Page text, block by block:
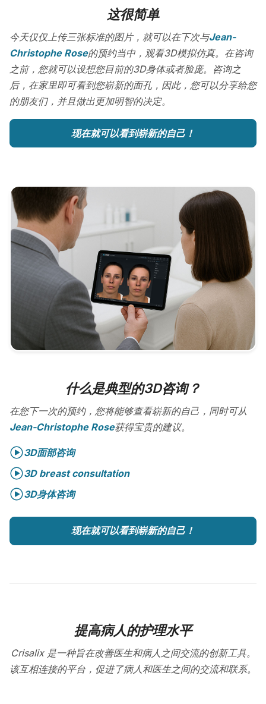
这很简单
今天仅仅上传三张标准的图片，就可以在下次与Jean-
Christophe Rose的预约当中，观看3D模拟仿真。在咨询
之前，您就可以设想您目前的3D身体或者脸庞。咨询之
后，在家里即可看到您崭新的面孔，因此，您可以分享给您
的朋友们，并且做出更加明智的决定。
现在就可以看到崭新的自己！
什么是典型的3D咨询？
在您下一次的预约，您将能够查看崭新的自己，同时可从
Jean-Christophe Rose获得宝贵的建议。
3D面部咨询
3D breast consultation
3D身体咨询
现在就可以看到崭新的自己！
提高病人的护理水平
Crisalix 是一种旨在改善医生和病人之间交流的创新工具。
该互相连接的平台，促进了病人和医生之间的交流和联系。